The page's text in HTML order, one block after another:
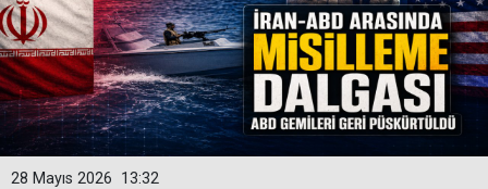
13:32
28 Mayıs 2026